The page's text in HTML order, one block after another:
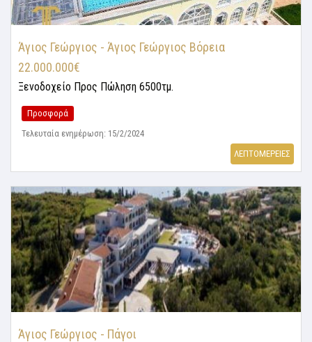
Άγιος Γεώργιος - Άγιος Γεώργιος Βόρεια
22.000.000€
Ξενοδοχείο Προς Πώληση 6500τμ.
Προσφορά
Τελευταία ενημέρωση: 15/2/2024
ΛΕΠΤΟΜΕΡΕΙΕΣ
Άγιος Γεώργιος - Πάγοι